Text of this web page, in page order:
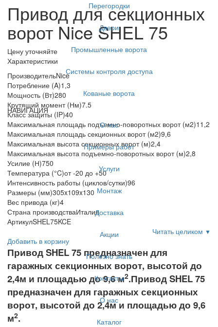
Перегородки
Двери
Промышленные ворота
Системы контроля доступа
Кованые ворота
НАВИГАЦИЯ
О нас
Примеры работ
Услуги
Монтаж
Доставка
Акции
Полезно знать
Контакты
О нас
Каталог
Привод для секционных
ворот Nice SHEL 75
Цену уточняйте
Характеристики
ПроизводительNice
Потребление (A)1,3
Мощность (Вт)280
Крутящий момент (Нм)7.5
Класс защиты (IP)40
Максимальная площадь подъемно-поворотных ворот (м2)11,2
Максимальная площадь секционных ворот (м2)9,6
Максимальная высота секционных ворот (м)2,4
Максимальная высота подъемно-поворотных ворот (м)2,8
Усилие (Н)750
Температура (°C)от -20 до +50
Интенсивность работы (циклов/сутки)96
Размеры (мм)305x109x130
Вес привода (кг)4
Страна производстваИталия
АртикулSHEL75KCE
Читать целиком ▼
Добавить в корзину
Привод SHEL 75 предназначен для
гаражных секционных ворот, высотой до
2,4м и площадью до 9,6 м2.Привод SHEL 75
предназначен для гаражных секционных
ворот, высотой до 2,4м и площадью до 9,6
м2.